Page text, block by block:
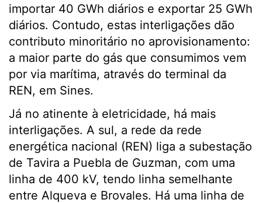
importar 40 GWh diários e exportar 25 GWh
diários. Contudo, estas interligações dão
contributo minoritário no aprovisionamento:
a maior parte do gás que consumimos vem
por via marítima, através do terminal da
REN, em Sines.
Já no atinente à eletricidade, há mais
interligações. A sul, a rede da rede
energética nacional (REN) liga a subestação
de Tavira a Puebla de Guzman, com uma
linha de 400 kV, tendo linha semelhante
entre Alqueva e Brovales. Há uma linha de